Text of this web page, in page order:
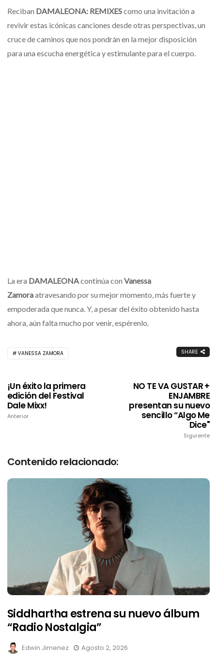
Reciban DAMALEONA: REMIXEScomo una invitación a
revivir estas icónicas canciones desde otras perspectivas, un
cruce de caminos que nos pondrán en la mejor disposición
para una escucha energética y estimulante para el cuerpo.
La era DAMALEONAcontinúa con Vanessa
Zamoraatravesando por su mejor momento, más fuerte y
empoderada que nunca. Y, a pesar del éxito obtenido hasta
ahora, aún falta mucho por venir, espérenlo.
VANESSA ZAMORA SHARE
¡Un éxito la primera
edición del Festival
Dale Mixx!
Anterior
NO TE VA GUSTAR +
ENJAMBRE
presentan su nuevo
sencillo “Algo Me
Dice"
Siguiente
Contenido relacionado:
Siddhartha estrena su nuevo álbum
“Radio Nostalgia”
Edwin Jimenez Agosto 2, 2026